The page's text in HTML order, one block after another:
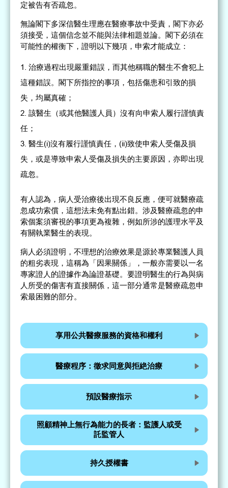
定被告有否疏忽。
無論閣下多深信醫生理應在醫療事故中受責，閣下亦必
須接受，這個信念並不能與法律相題並論。閣下必須在
可能性的權衡下，證明以下幾項，申索才能成立：
治療過程出現嚴重錯誤，而其他稱職的醫生不會犯上
這種錯誤。閣下所指控的事項，包括傷患和引致的損
失，均屬真確；
該醫生（或其他醫護人員）沒有向申索人履行謹慎責
任；
醫生(i)沒有履行謹慎責任，(ii)致使申索人受傷及損
失，或是導致申索人受傷及損失的主要原因，亦即出現
疏忽。
有人認為，病人受治療後出現不良反應，便可就醫療疏
忽成功索償，這想法未免有點出錯。涉及醫療疏忽的申
索個案須審視的事項更為複雜，例如所涉的護理水平及
有關執業醫生的表現。
病人必須證明，不理想的治療效果是源於專業醫護人員
的粗劣表現，這稱為「因果關係」，一般亦需要以一名
專家證人的證據作為論證基礎。要證明醫生的行為與病
人所受的傷害有直接關係，這一部分通常是醫療疏忽申
索最困難的部分。
享用公共醫療服務的資格和權利
醫療程序：徵求同意與拒絶治療
預設醫療指示
照顧精神上無行為能力的長者：監護人或受
託監管人
持久授權書